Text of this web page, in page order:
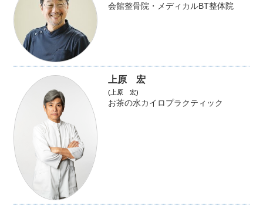
会館整骨院・メディカルBT整体院
上原 宏
(上原 宏)
お茶の水カイロプラクティック